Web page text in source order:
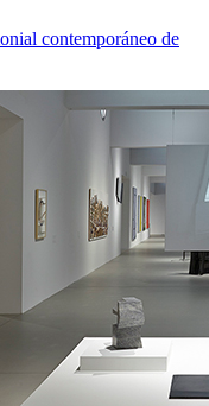
contemporáneo de